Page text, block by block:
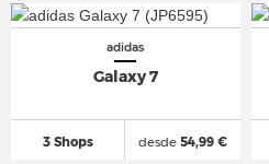
adidas
Galaxy 7
3 Shops desde54,99 €